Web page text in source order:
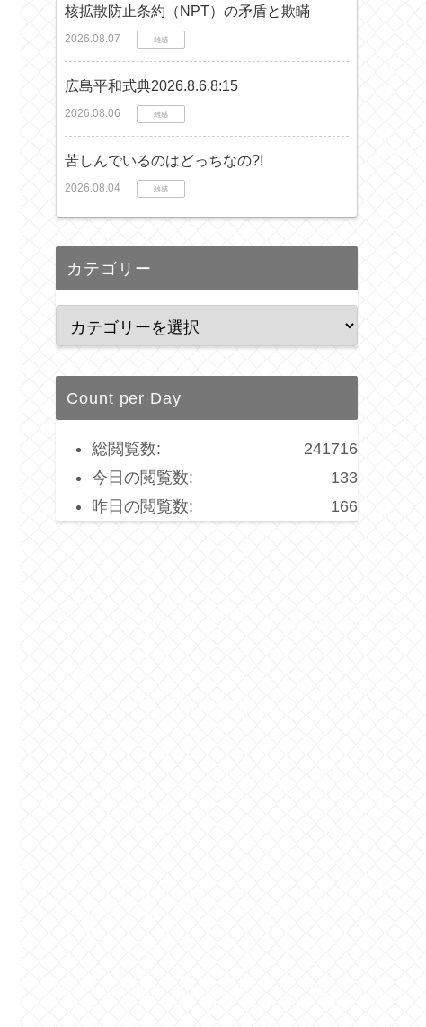
核拡散防止条約（NPT）の矛盾と欺瞞
2026.08.07 雑感
広島平和式典2026.8.6.8:15
2026.08.06 雑感
苦しんでいるのはどっちなの?!
2026.08.04 雑感
カテゴリー
Count per Day
241716
総閲覧数:
133
今日の閲覧数:
166
昨日の閲覧数: